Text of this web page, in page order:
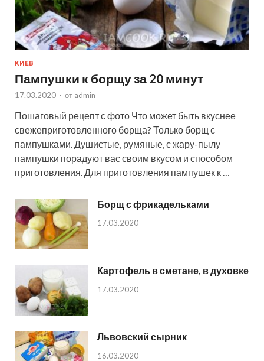
КИЕВ
Пампушки к борщу за 20 минут
17.03.2020 - от admin
Пошаговый рецепт с фото Что может быть вкуснее
свежеприготовленного борща? Только борщ с
пампушками. Душистые, румяные, с жару-пылу
пампушки порадуют вас своим вкусом и способом
приготовления. Для приготовления пампушек к …
Борщ с фрикадельками
17.03.2020
Картофель в сметане, в духовке
17.03.2020
Львовский сырник
16.03.2020